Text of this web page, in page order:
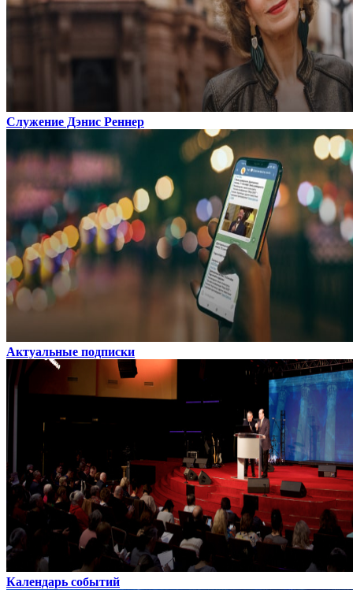
Служение Дэнис Реннер
Актуальные подписки
Календарь событий